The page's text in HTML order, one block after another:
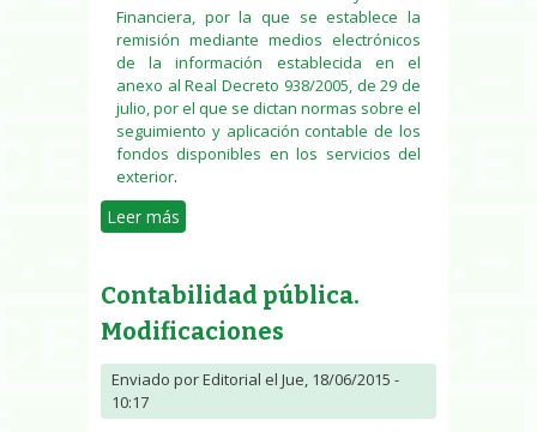
Financiera, por la que se establece la
remisión mediante medios electrónicos
de la información establecida en el
anexo al Real Decreto 938/2005, de 29 de
julio, por el que se dictan normas sobre el
seguimiento y aplicación contable de los
fondos disponibles en los servicios del
exterior.
Leer más
exterior
Contabilidad pública.
Modificaciones
Enviado porEditorial el Jue, 18/06/2015 -
10:17